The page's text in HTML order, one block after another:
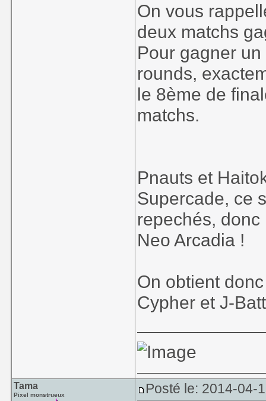
On vous
deux matchs
Pour gagner
rounds,
le 8ème de
matchs.
Pnauts et
Supercade, ce
repechés,
Neo Arcadia !
On obtient
Cypher et J-
Tama
Pixel monstrueux Posté le: 2014-04-